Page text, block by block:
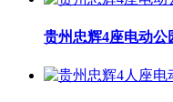
贵州忠辉4座电动